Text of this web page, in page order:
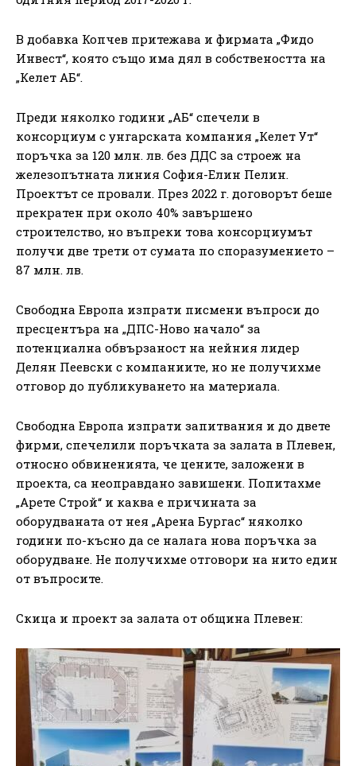
В добавка Копчев притежава и фирмата „Фидо
Инвест“, която също има дял в собствеността на
„Келет АБ“.
Преди няколко години „АБ“ спечели в
консорциум с унгарската компания „Келет Ут“
поръчка за 120 млн. лв. без ДДС за строеж на
железопътната линия София-Елин Пелин.
Проектът се провали. През 2022 г. договорът беше
прекратен при около 40% завършено
строителство, но въпреки това консорциумът
получи две трети от сумата по споразумението –
87 млн. лв.
Свободна Европа изпрати писмени въпроси до
пресцентъра на „ДПС-Ново начало“ за
потенциална обвързаност на нейния лидер
Делян Пеевски с компаниите, но не получихме
отговор до публикуването на материала.
Свободна Европа изпрати запитвания и до двете
фирми, спечелили поръчката за залата в Плевен,
относно обвиненията, че цените, заложени в
проекта, са неоправдано завишени. Попитахме
„Арете Строй“ и каква е причината за
оборудваната от нея „Арена Бургас“ няколко
години по-късно да се налага нова поръчка за
оборудване. Не получихме отговори на нито един
от въпросите.
Скица и проект за залата от община Плевен: